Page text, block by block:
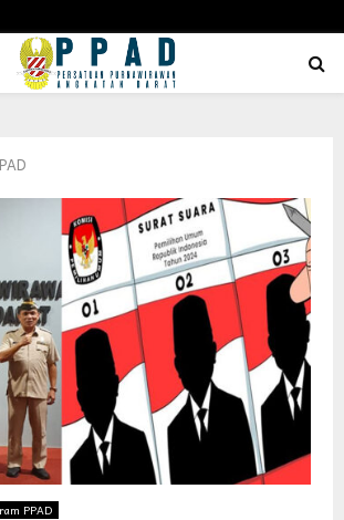
PPAD